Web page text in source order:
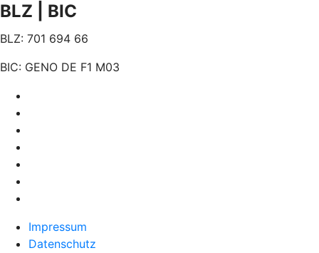
BLZ | BIC
BLZ: 701 694 66
BIC: GENO DE F1 M03
Impressum
Datenschutz